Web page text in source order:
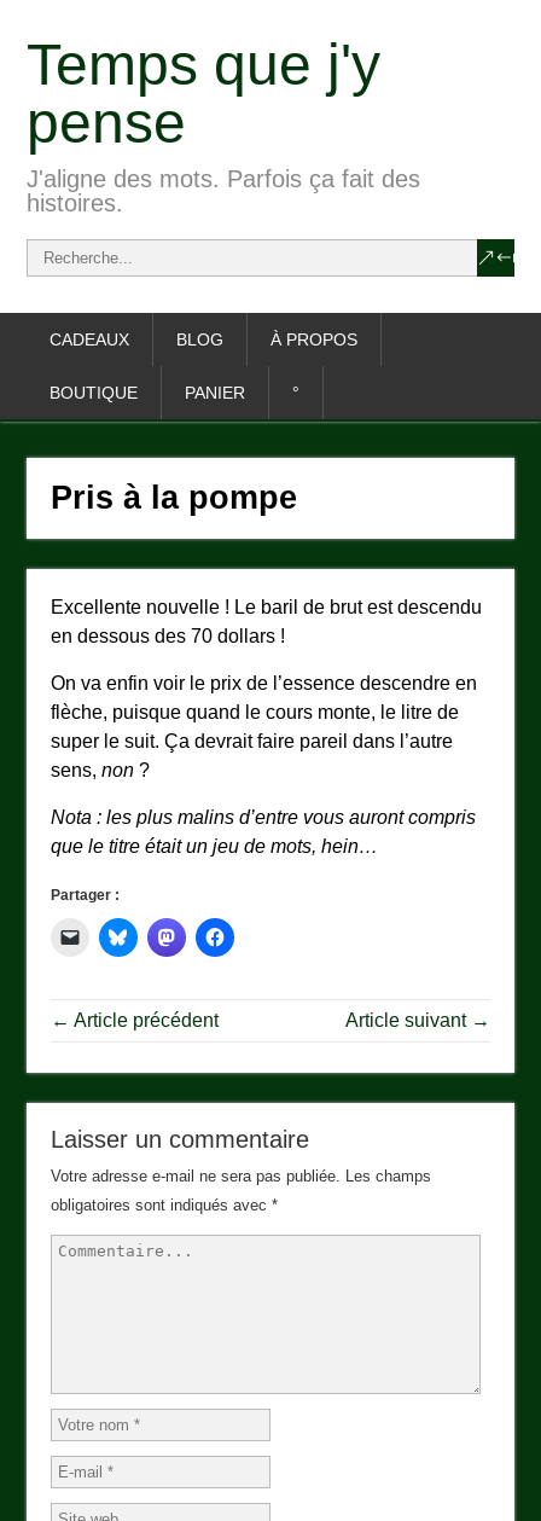
Temps que j'y
pense
J'aligne des mots. Parfois ça fait des
histoires.
CADEAUX BLOG À PROPOS
BOUTIQUE PANIER °
Pris à la pompe
Excellente nouvelle ! Le baril de brut est descendu
en dessous des 70 dollars !
On va enfin voir le prix de l’essence descendre en
flèche, puisque quand le cours monte, le litre de
super le suit. Ça devrait faire pareil dans l’autre
sens,non ?
Nota : les plus malins d’entre vous auront compris
que le titre était un jeu de mots, hein…
Partager :
← Article précédent Article suivant →
Laisser un commentaire
Votre adresse e-mail ne sera pas publiée. Les champs
obligatoires sont indiqués avec*